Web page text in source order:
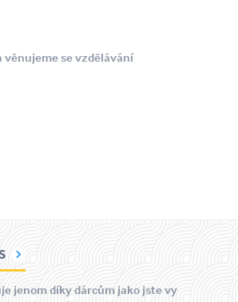
věnujeme se vzdělávání
jenom díky dárcům jako jste vy